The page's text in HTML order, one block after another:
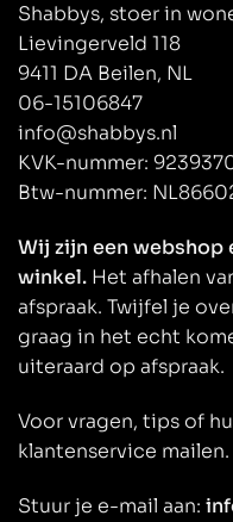
Shabbys, stoer in
Lievingerveld 118
9411 DA Beilen, NL
06-15106847
info@shabbys.nl
KVK-nummer:
Btw-nummer:
Wij zijn een webshop
winkel. Het afhalen
afspraak. Twijfel je
graag in het echt
uiteraard op afspraak.
Voor vragen, tips of
klantenservice mailen.
Stuur je e-mail aan: